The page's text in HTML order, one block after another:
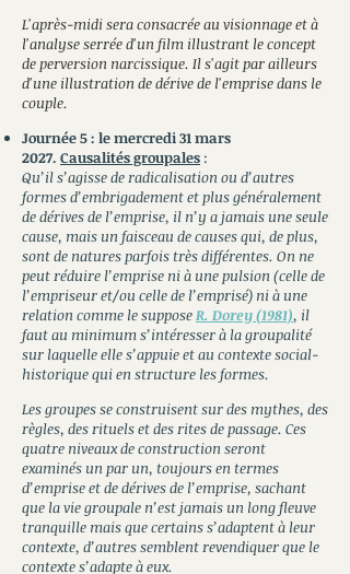
L'après-midi sera consacrée au visionnage et à
l'analyse serrée d'un film illustrant le concept
de perversion narcissique. Il s'agit par ailleurs
d'une illustration de dérive de l'emprise dans le
couple.
Journée 5 : le mercredi 31 mars
2027. Causalités groupales :
Qu’il s’agisse de radicalisation ou d’autres
formes d’embrigadement et plus généralement
de dérives de l’emprise, il n’y a jamais une seule
cause, mais un faisceau de causes qui, de plus,
sont de natures parfois très différentes. On ne
peut réduire l’emprise ni à une pulsion (celle de
l’empriseur et/ou celle de l’emprisé) ni à une
relation comme le supposeR. Dorey (1981), il
faut au minimum s’intéresser à la groupalité
sur laquelle elle s’appuie et au contexte social-
historique qui en structure les formes.
Les groupes se construisent sur des mythes, des
règles, des rituels et des rites de passage. Ces
quatre niveaux de construction seront
examinés un par un, toujours en termes
d’emprise et de dérives de l’emprise, sachant
que la vie groupale n’est jamais un long fleuve
tranquille mais que certains s’adaptent à leur
contexte, d’autres semblent revendiquer que le
contexte s’adapte à eux.